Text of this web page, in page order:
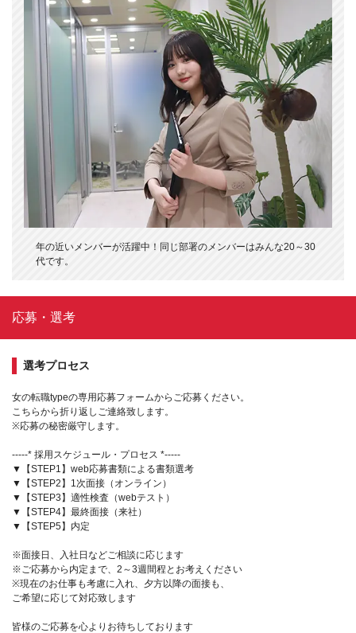
年の近いメンバーが活躍中！同じ部署のメンバーはみんな20～30
代です。
応募・選考
選考プロセス
女の転職typeの専用応募フォームからご応募ください。
こちらから折り返しご連絡致します。
※応募の秘密厳守します。
-----* 採用スケジュール・プロセス *-----
▼【STEP1】web応募書類による書類選考
▼【STEP2】1次面接（オンライン）
▼【STEP3】適性検査（webテスト）
▼【STEP4】最終面接（来社）
▼【STEP5】内定
※面接日、入社日などご相談に応じます
※ご応募から内定まで、2～3週間程とお考えください
※現在のお仕事も考慮に入れ、夕方以降の面接も、
ご希望に応じて対応致します
皆様のご応募を心よりお待ちしております